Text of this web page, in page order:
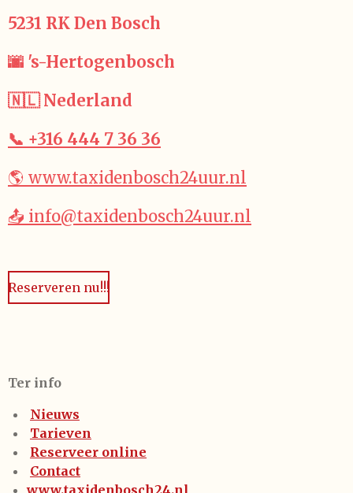
5231 RK Den Bosch
🌆 's-Hertogenbosch
🇳🇱 Nederland
📞 +316 444 7 36 36
🌎 www.taxidenbosch24uur.nl
📤 info@taxidenbosch24uur.nl
Reserveren nu!!!
Ter info
Nieuws
Tarieven
Reserveer online
Contact